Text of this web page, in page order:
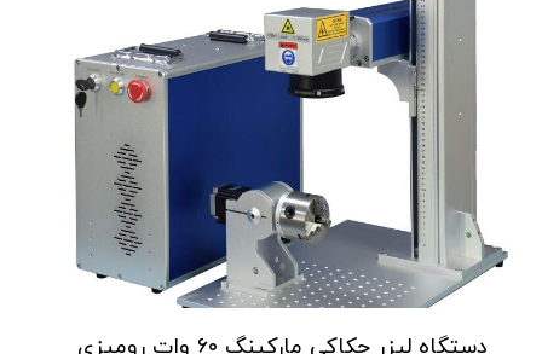
دستگاه لیزر حکاکی مارکینگ ۶۰ وات رومیزی